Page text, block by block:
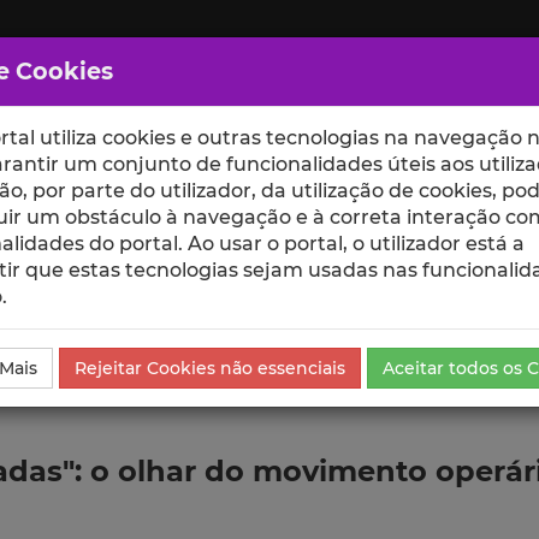
ESCOLAS UNIDADES
Comunicação
o olhar do movimento
Cookies
utiliza cookies e outras tecnologias na navegação
um conjunto de funcionalidades úteis aos
por parte do utilizador, da utilização de cookies,
um obstáculo à navegação e à correta interação
do portal. Ao usar o portal, o utilizador está a
que estas tecnologias sejam usadas nas
Rejeitar Cookies não essenciais Aceitar todos os